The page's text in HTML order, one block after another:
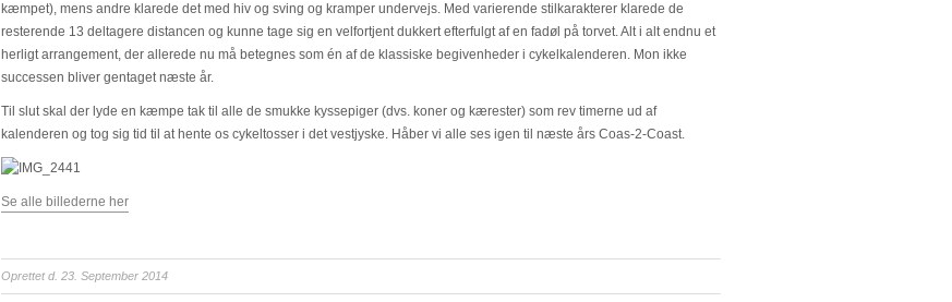
kæmpet), mens andre klarede det med hiv og sving og kramper undervejs. Med varierende stilkarakterer klarede de
resterende 13 deltagere distancen og kunne tage sig en velfortjent dukkert efterfulgt af en fadøl på torvet. Alt i alt endnu et
herligt arrangement, der allerede nu må betegnes som én af de klassiske begivenheder i cykelkalenderen. Mon ikke
successen bliver gentaget næste år.
Til slut skal der lyde en kæmpe tak til alle de smukke kyssepiger (dvs. koner og kærester) som rev timerne ud af
kalenderen og tog sig tid til at hente os cykeltosser i det vestjyske. Håber vi alle ses igen til næste års Coas-2-Coast.
Se alle billederne her
Oprettet d. 23. September 2014